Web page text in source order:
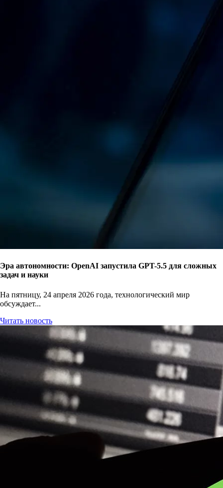
Эра автономности: OpenAI запустила GPT-5.5 для сложных
задач и науки
На пятницу, 24 апреля 2026 года, технологический мир
обсуждает...
Читать новость